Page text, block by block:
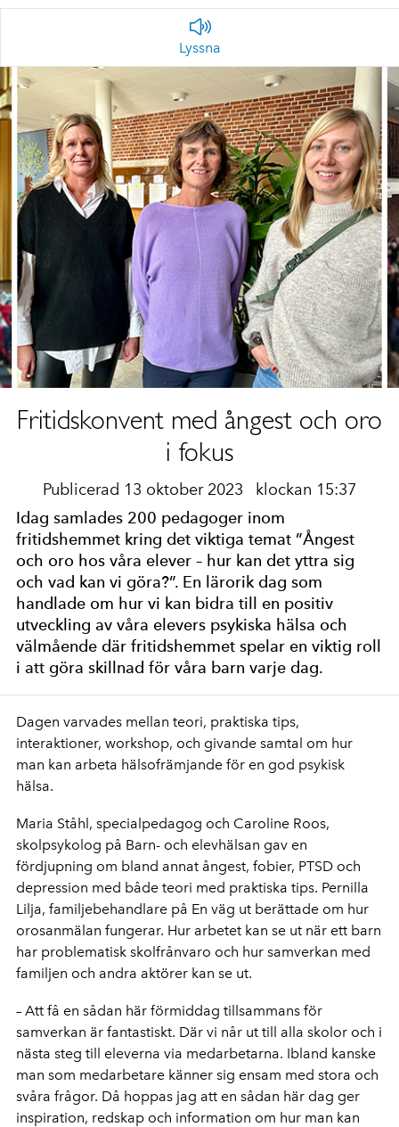
Lyssna
Fritidskonvent med ångest och oro
i fokus
Publicerad 13 oktober 2023 klockan 15:37
Idag samlades 200 pedagoger inom
fritidshemmet kring det viktiga temat ”Ångest
och oro hos våra elever – hur kan det yttra sig
och vad kan vi göra?”. En lärorik dag som
handlade om hur vi kan bidra till en positiv
utveckling av våra elevers psykiska hälsa och
välmående där fritidshemmet spelar en viktig roll
i att göra skillnad för våra barn varje dag.
Dagen varvades mellan teori, praktiska tips,
interaktioner, workshop, och givande samtal om hur
man kan arbeta hälsofrämjande för en god psykisk
hälsa.
Maria Ståhl, specialpedagog och Caroline Roos,
skolpsykolog på Barn- och elevhälsan gav en
fördjupning om bland annat ångest, fobier, PTSD och
depression med både teori med praktiska tips. Pernilla
Lilja, familjebehandlare på En väg ut berättade om hur
orosanmälan fungerar. Hur arbetet kan se ut när ett barn
har problematisk skolfrånvaro och hur samverkan med
familjen och andra aktörer kan se ut.
– Att få en sådan här förmiddag tillsammans för
samverkan är fantastiskt. Där vi når ut till alla skolor och i
nästa steg till eleverna via medarbetarna. Ibland kanske
man som medarbetare känner sig ensam med stora och
svåra frågor. Då hoppas jag att en sådan här dag ger
inspiration, redskap och information om hur man kan